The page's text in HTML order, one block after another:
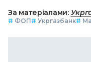
За матеріалами:
# ФОП# Укргазбанк#